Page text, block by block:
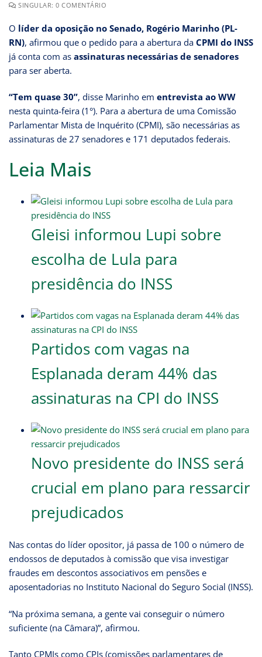
SINGULAR: 0 COMENTÁRIO
O líder da oposição no Senado, Rogério Marinho (PL-
RN), afirmou que o pedido para a abertura da CPMI do INSS
já conta com as assinaturas necessárias de senadores
para ser aberta.
“Tem quase 30”, disse Marinho em entrevista ao WW
nesta quinta-feira (1°). Para a abertura de uma Comissão
Parlamentar Mista de Inquérito (CPMI), são necessárias as
assinaturas de 27 senadores e 171 deputados federais.
Leia Mais
Gleisi informou Lupi sobre
escolha de Lula para
presidência do INSS
Partidos com vagas na
Esplanada deram 44% das
assinaturas na CPI do INSS
Novo presidente do INSS será
crucial em plano para ressarcir
prejudicados
Nas contas do líder opositor, já passa de 100 o número de
endossos de deputados à comissão que visa investigar
fraudes em descontos associativos em pensões e
aposentadorias no Instituto Nacional do Seguro Social (INSS).
“Na próxima semana, a gente vai conseguir o número
suficiente (na Câmara)”, afirmou.
Tanto CPMIs como CPIs (comissões parlamentares de